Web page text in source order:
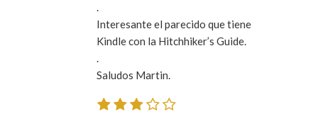
.
Interesante el parecido que tiene
Kindle con la Hitchhiker’s Guide.
.
Saludos Martin.